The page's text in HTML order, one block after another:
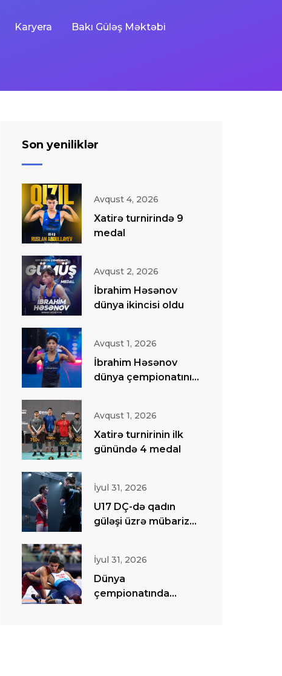
Karyera Bakı Güləş Məktəbi
Son yeniliklər
Avqust 4, 2026
Xatirə turnirində 9
medal
Avqust 2, 2026
İbrahim Həsənov
dünya ikincisi oldu
Avqust 1, 2026
İbrahim Həsənov
dünya çempionatının
Avqust 1, 2026
Xatirə turnirinin ilk
günündə 4 medal
İyul 31, 2026
U17 DÇ-də qadın
güləşi üzrə mübarizə
İyul 31, 2026
Dünya
çempionatında